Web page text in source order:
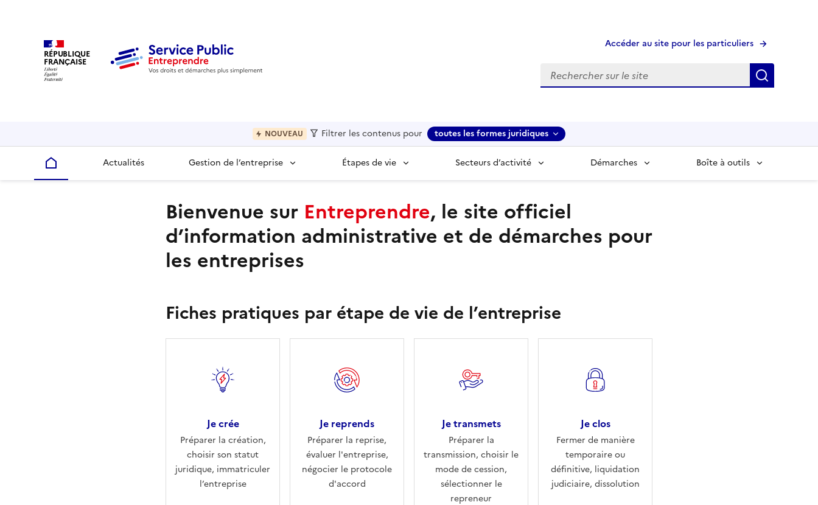
RÉPUBLIQUE
FRANÇAISE
Accéder au site pour les particuliers
Recherche
NOUVEAU Filtrer les contenus pour toutes les formes juridiques
Accueil Actualités Gestion de l’entreprise Étapes de vie Secteurs d’activité Démarches Boîte à outils
Bienvenue sur Entreprendre, le site officiel
d’information administrative et de démarches pour
les entreprises
Fiches pratiques par étape de vie de l’entreprise
Je crée
Préparer la création,
choisir son statut
juridique, immatriculer
l’entreprise
Je reprends
Préparer la reprise,
évaluer l'entreprise,
négocier le protocole
d'accord
Je transmets
Préparer la
transmission, choisir le
mode de cession,
sélectionner le
repreneur
Je clos
Fermer de manière
temporaire ou
définitive, liquidation
judiciaire, dissolution